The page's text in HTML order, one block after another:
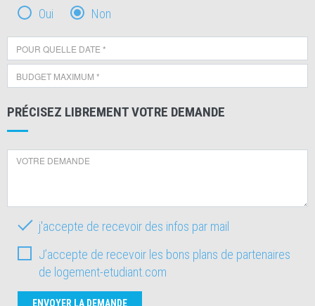
Oui
Non
PRÉCISEZ LIBREMENT VOTRE DEMANDE
j'accepte de recevoir des infos par mail
J’accepte de recevoir les bons plans de partenaires
de logement-etudiant.com
ENVOYER LA DEMANDE